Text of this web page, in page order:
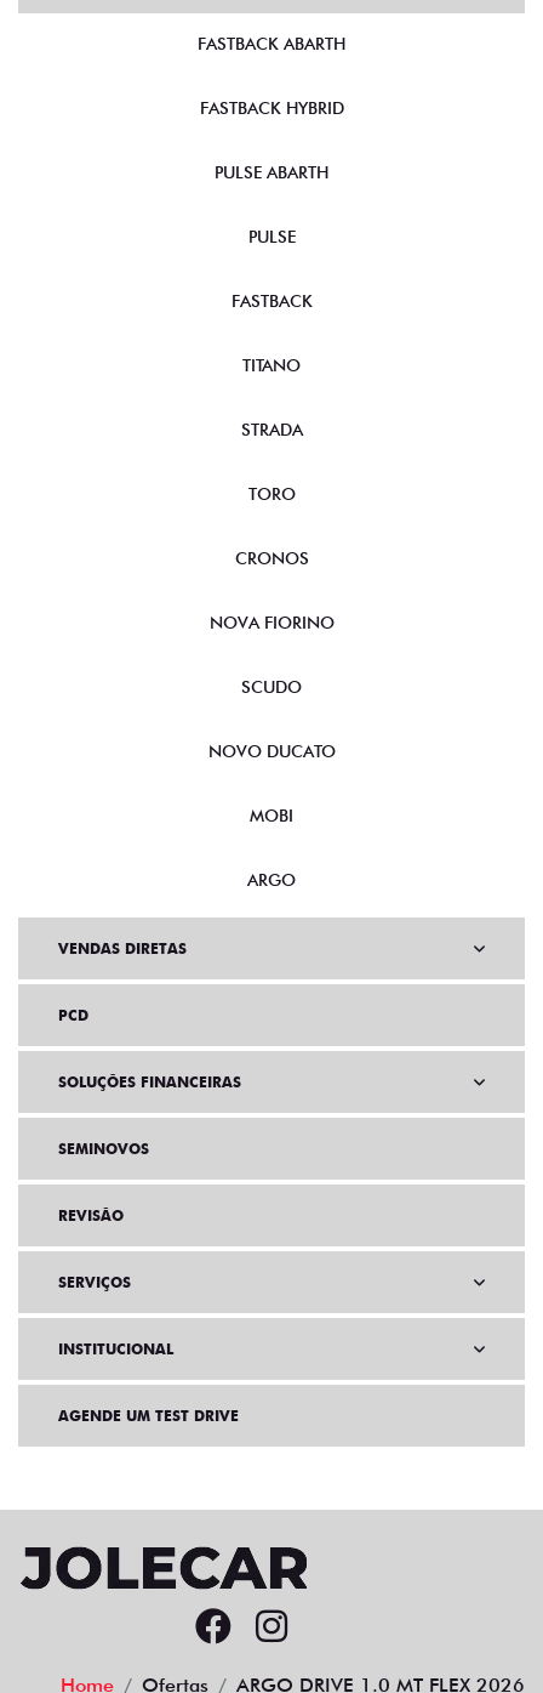
FASTBACK ABARTH
FASTBACK HYBRID
PULSE ABARTH
PULSE
FASTBACK
TITANO
STRADA
TORO
CRONOS
NOVA FIORINO
SCUDO
NOVO DUCATO
MOBI
ARGO
VENDAS DIRETAS
PCD
SOLUÇÕES FINANCEIRAS
SEMINOVOS
REVISÃO
SERVIÇOS
INSTITUCIONAL
AGENDE UM TEST DRIVE
Home Ofertas ARGO DRIVE 1.0 MT FLEX 2026